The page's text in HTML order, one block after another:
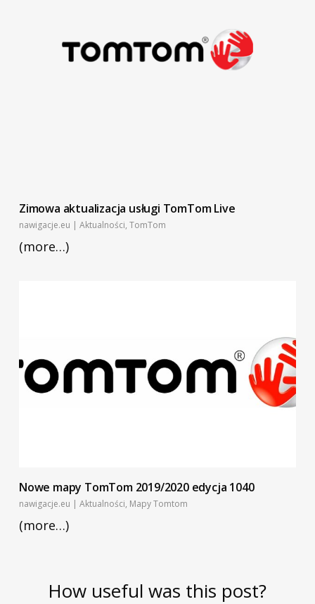
Zimowa aktualizacja usługi TomTom Live
nawigacje.eu | Aktualności, TomTom
(more…)
Nowe mapy TomTom 2019/2020 edycja 1040
nawigacje.eu | Aktualności, Mapy Tomtom
(more…)
How useful was this post?